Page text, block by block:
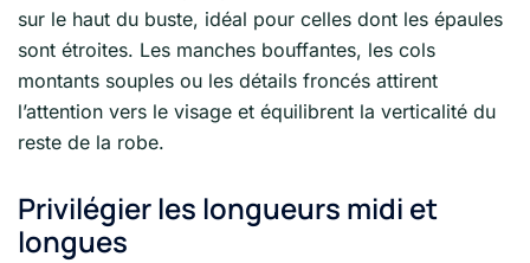
sur le haut du buste, idéal pour celles dont les épaules
sont étroites. Les manches bouffantes, les cols
montants souples ou les détails froncés attirent
l’attention vers le visage et équilibrent la verticalité du
reste de la robe.
Privilégier les longueurs midi et
longues